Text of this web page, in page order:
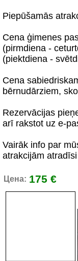
Piepūšamās
Cena ģimenes
(pirmdiena -
(piektdiena -
Cena
bērnudārziem,
Rezervācijas
arī rakstot uz e-
Vairāk info par
atrakcijām
Цена: 175 €